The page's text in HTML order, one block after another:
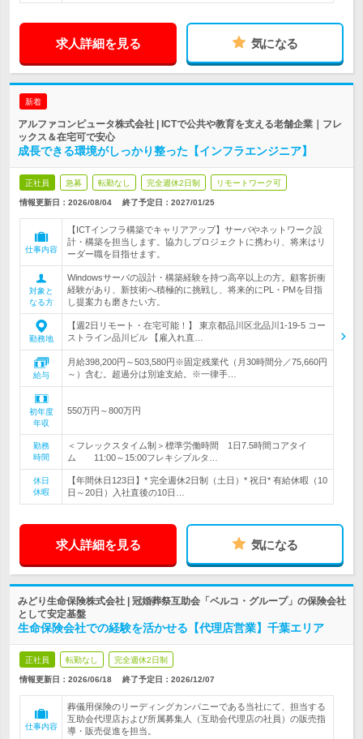
求人詳細を見る 気になる
新着
アルファコンピュータ株式会社 | ICTで公共や教育を支える老舗企業｜フレ
ックス＆在宅可で安心
成長できる環境がしっかり整った【インフラエンジニア】
正社員 急募 転勤なし 完全週休2日制 リモートワーク可
情報更新日：2026/08/04 終了予定日： 2027/01/25
仕事内容
【ICTインフラ構築でキャリアアップ】サーバやネットワーク設
計・構築を担当します。協力しプロジェクトに携わり、将来はリ
ーダー職を目指せます。
対象と
なる方
Windowsサーバの設計・構築経験を持つ高卒以上の方。顧客折衝
経験があり、新技術へ積極的に挑戦し、将来的にPL・PMを目指
し提案力も磨きたい方。
勤務地
【週2日リモート・在宅可能！】 東京都品川区北品川1-19-5 コー
ストライン品川ビル 【雇入れ直…
給与
月給398,200円～503,580円※固定残業代（月30時間分／75,660円
～）含む。超過分は別途支給。※一律手…
初年度
年収
550万円～800万円
勤務
時間
＜フレックスタイム制＞標準労働時間 1日7.5時間コアタイ
ム 11:00～15:00フレキシブルタ…
休日
休暇
【年間休日123日】* 完全週休2日制（土日）* 祝日* 有給休暇（10
日～20日）入社直後の10日…
求人詳細を見る 気になる
みどり生命保険株式会社 | 冠婚葬祭互助会「ベルコ・グループ」の保険会社
として安定基盤
生命保険会社での経験を活かせる【代理店営業】千葉エリア
正社員 転勤なし 完全週休2日制
情報更新日：2026/06/18 終了予定日： 2026/12/07
仕事内容
葬儀用保険のリーディングカンパニーである当社にて、担当する
互助会代理店および所属募集人（互助会代理店の社員）の販売指
導・販売促進を担当。